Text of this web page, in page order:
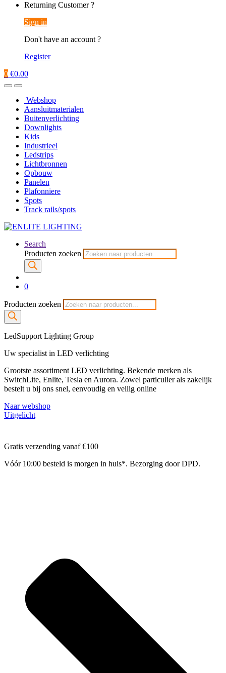
Returning Customer ?
Sign in
Don't have an account ?
Register
0 €0.00
Webshop
Aansluitmaterialen
Buitenverlichting
Downlights
Kids
Industrieel
Ledstrips
Lichtbronnen
Opbouw
Panelen
Plafonniere
Spots
Track rails/spots
Search
Producten zoeken
0
Producten zoeken
LedSupport Lighting Group
Uw specialist in LED verlichting
Grootste assortiment LED verlichting. Bekende merken als
SwitchLite, Enlite, Tesla en Aurora. Zowel particulier als zakelijk
bestelt u bij ons snel, eenvoudig en veilig online
Naar webshop
Uitgelicht
Gratis verzending vanaf €100
Vóór 10:00 besteld is morgen in huis*. Bezorging door DPD.